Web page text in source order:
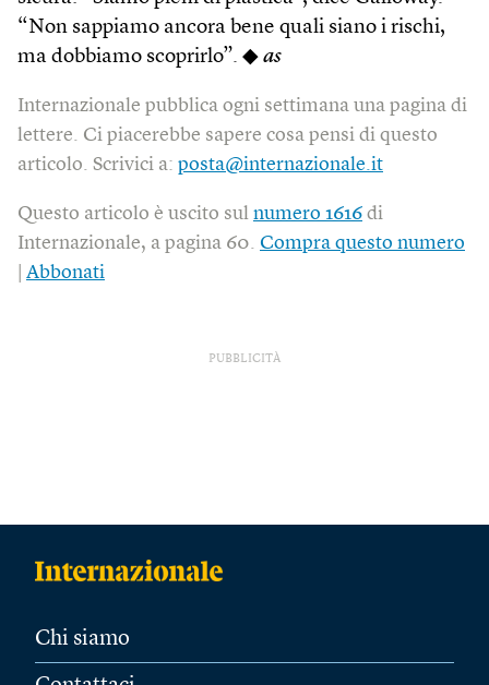
“Non sappiamo ancora bene quali siano i rischi,
ma dobbiamo scoprirlo”. ◆ as
Internazionale pubblica ogni settimana una pagina di
lettere. Ci piacerebbe sapere cosa pensi di questo
articolo. Scrivici a: posta@internazionale.it
Questo articolo è uscito sul numero 1616 di
Internazionale, a pagina 60. Compra questo numero
Abbonati
PUBBLICITÀ
Chi siamo